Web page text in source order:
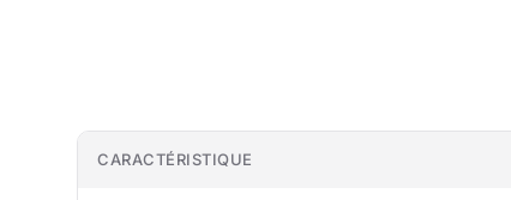
CARACTÉRISTIQUE